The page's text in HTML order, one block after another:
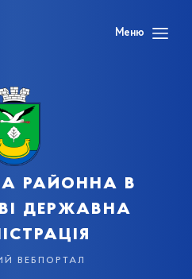
Меню
районна в
державна
вебпортал